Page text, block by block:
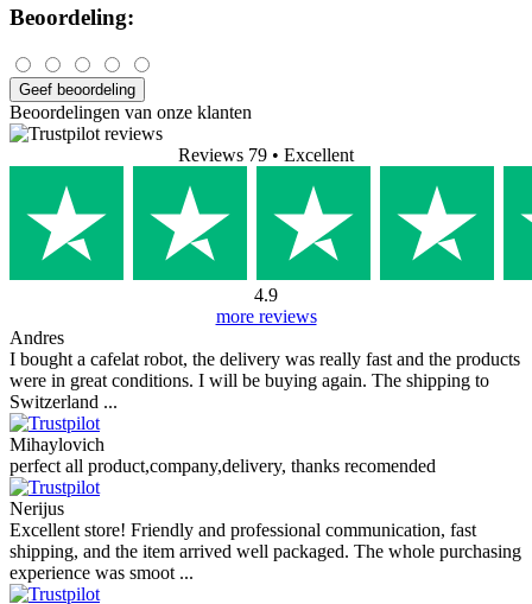
Beoordeling:
Geef beoordeling
Beoordelingen van onze klanten
Reviews 79 • Excellent
4.9
more reviews
Andres
I bought a cafelat robot, the delivery was really fast and the products
were in great conditions. I will be buying again. The shipping to
Switzerland ...
Mihaylovich
perfect all product,company,delivery, thanks recomended
Nerijus
Excellent store! Friendly and professional communication, fast
shipping, and the item arrived well packaged. The whole purchasing
experience was smoot ...